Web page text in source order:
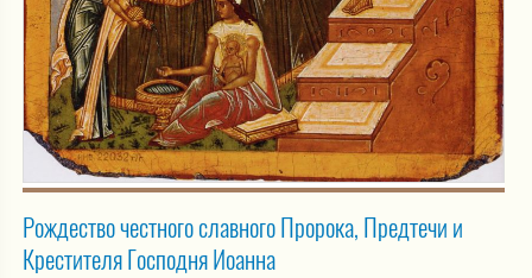
Рождество честного славного Пророка, Предтечи и
Крестителя Господня Иоанна